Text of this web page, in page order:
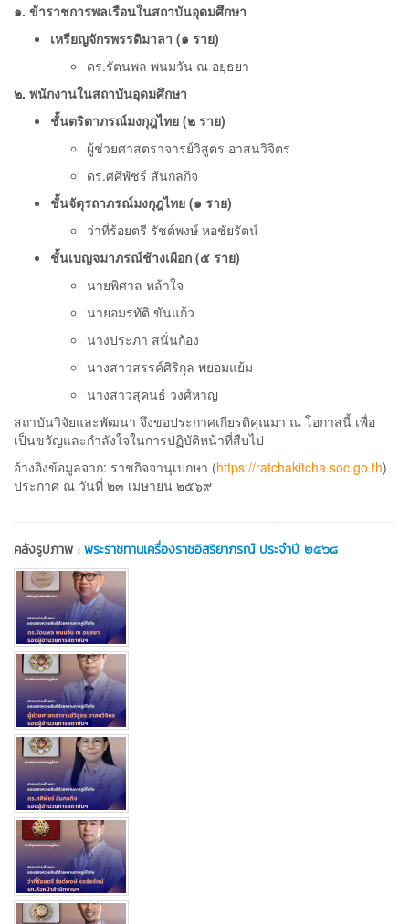
๑. ข้าราชการพลเรือนในสถาบันอุดมศึกษา
เหรียญจักรพรรดิมาลา (๑ ราย)
ดร.รัตนพล พนมวัน ณ อยุธยา
๒. พนักงานในสถาบันอุดมศึกษา
ชั้นตริตาภรณ์มงกุฎไทย (๒ ราย)
ผู้ช่วยศาสตราจารย์วิสูตร อาสนวิจิตร
ดร.ศศิพัชร์ สันกลกิจ
ชั้นจัตุรถาภรณ์มงกุฎไทย (๑ ราย)
ว่าที่ร้อยตรี รัชต์พงษ์ หอชัยรัตน์
ชั้นเบญจมาภรณ์ช้างเผือก (๕ ราย)
นายพิศาล หล้าใจ
นายอมรทัติ ขันแก้ว
นางประภา สนั่นก้อง
นางสาวสรรค์ศิริกุล พยอมแย้ม
นางสาวสุคนธ์ วงศ์หาญ
สถาบันวิจัยและพัฒนา จึงขอประกาศเกียรติคุณมา ณ โอกาสนี้ เพื่อ
เป็นขวัญและกำลังใจในการปฏิบัติหน้าที่สืบไป
อ้างอิงข้อมูลจาก: ราชกิจจานุเบกษา (https://ratchakitcha.soc.go.th)
ประกาศ ณ วันที่ ๒๓ เมษายน ๒๕๖๙
คลังรูปภาพ :พระราชทานเครื่องราชอิสริยาภรณ์ ประจำปี ๒๕๖๘